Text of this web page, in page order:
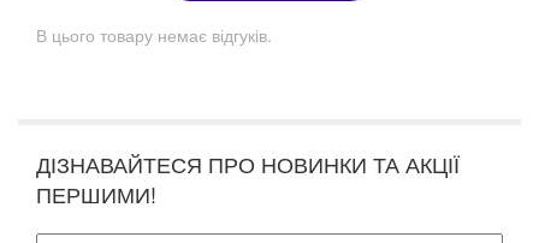
В цього товару немає відгуків.
ДІЗНАВАЙТЕСЯ ПРО НОВИНКИ ТА АКЦІЇ
ПЕРШИМИ!